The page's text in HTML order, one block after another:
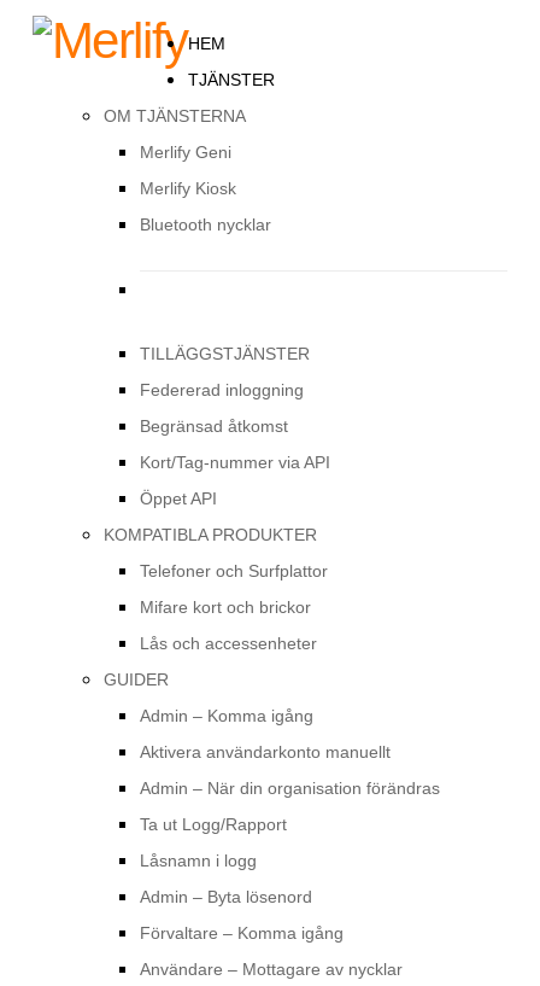
HEM
TJÄNSTER
OM TJÄNSTERNA
Merlify Geni
Merlify Kiosk
Bluetooth nycklar
TILLÄGGSTJÄNSTER
Federerad inloggning
Begränsad åtkomst
Kort/Tag-nummer via API
Öppet API
KOMPATIBLA PRODUKTER
Telefoner och Surfplattor
Mifare kort och brickor
Lås och accessenheter
GUIDER
Admin – Komma igång
Aktivera användarkonto manuellt
Admin – När din organisation förändras
Ta ut Logg/Rapport
Låsnamn i logg
Admin – Byta lösenord
Förvaltare – Komma igång
Användare – Mottagare av nycklar